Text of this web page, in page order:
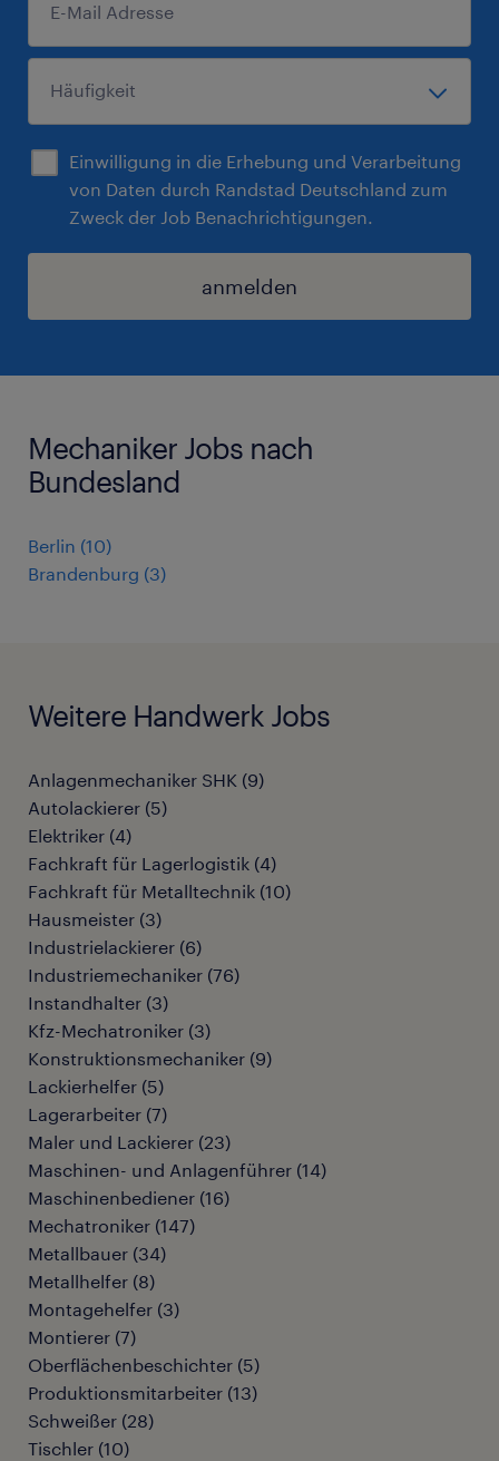
Einwilligung in die Erhebung und Verarbeitung
von Daten durch Randstad Deutschland zum
Zweck der Job Benachrichtigungen.
anmelden
Mechaniker Jobs nach
Bundesland
Berlin (10)
Brandenburg (3)
Weitere Handwerk Jobs
Anlagenmechaniker SHK (9)
Autolackierer (5)
Elektriker (4)
Fachkraft für Lagerlogistik (4)
Fachkraft für Metalltechnik (10)
Hausmeister (3)
Industrielackierer (6)
Industriemechaniker (76)
Instandhalter (3)
Kfz-Mechatroniker (3)
Konstruktionsmechaniker (9)
Lackierhelfer (5)
Lagerarbeiter (7)
Maler und Lackierer (23)
Maschinen- und Anlagenführer (14)
Maschinenbediener (16)
Mechatroniker (147)
Metallbauer (34)
Metallhelfer (8)
Montagehelfer (3)
Montierer (7)
Oberflächenbeschichter (5)
Produktionsmitarbeiter (13)
Schweißer (28)
Tischler (10)